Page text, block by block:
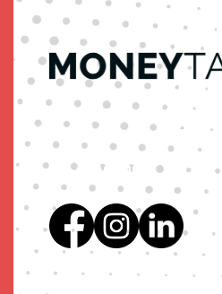
Sobre Oradores
Agenda